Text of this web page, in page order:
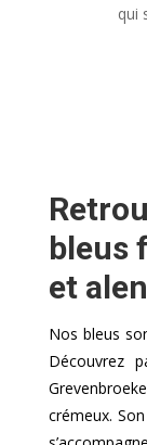
qui
bleus
et
Nos bleus
Découvrez
crémeux.